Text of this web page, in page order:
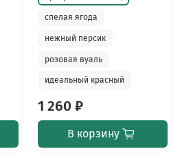
спелая ягода
нежный персик
розовая вуаль
идеальный красный
1 260 ₽
В корзину